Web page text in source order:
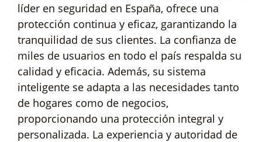
líder en seguridad en España, ofrece una
protección continua y eficaz, garantizando la
tranquilidad de sus clientes. La confianza de
miles de usuarios en todo el país respalda su
calidad y eficacia. Además, su sistema
inteligente se adapta a las necesidades tanto
de hogares como de negocios,
proporcionando una protección integral y
personalizada. La experiencia y autoridad de